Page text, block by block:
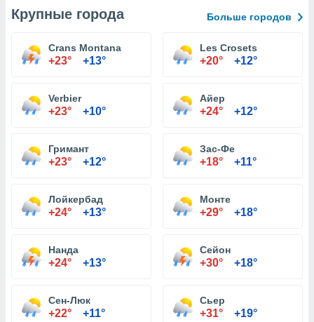
Крупные города Больше городов
Crans Montana
+23° +13°
Les Crosets
+20° +12°
Verbier
+23° +10°
Айер
+24° +12°
Гримант
+23° +12°
Зас-Фе
+18° +11°
Лойкербад
+24° +13°
Монте
+29° +18°
Нанда
+24° +13°
Сейон
+30° +18°
Сен-Люк
+22° +11°
Сьер
+31° +19°